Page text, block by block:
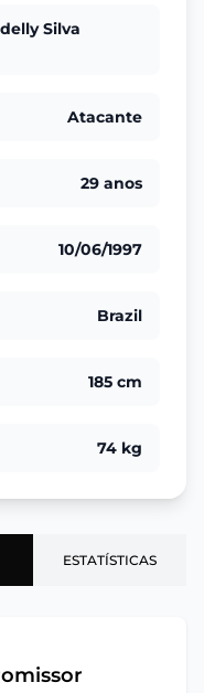
Silva
Atacante
29 anos
10/06/1997
Brazil
185 cm
74 kg
ESTATÍSTICAS